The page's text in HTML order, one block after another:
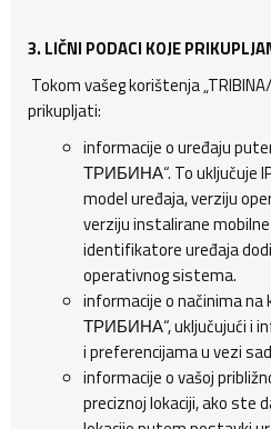
3. LIČNI PODACI KOJE
Tokom vašeg korištenja
prikupljati:
informacije o uređaju
ТРИБИНА“. To uključuje
model uređaja, verziju
verziju instalirane
identifikatore uređaja
operativnog sistema.
informacije o načinima na
ТРИБИНА“, uključujući i
i preferencijama u vezi
informacije o vašoj
preciznoj lokaciji, ako ste